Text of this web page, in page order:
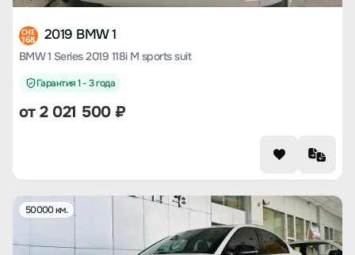
CHE
168 2019 BMW 1
BMW 1 Series 2019 118i M sports suit
Гарантия 1 - 3 года
от2 021 500₽
50000 км.